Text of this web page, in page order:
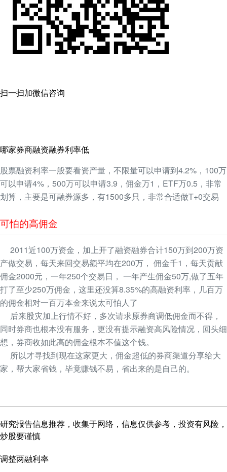
扫一扫加微信咨询
哪家券商融资融券利率低
股票融资利率一般要看资产量，不限量可以申请到4.2%，100万
可以申请4%，500万可以申请3.9，佣金万1，ETF万0.5，非常
划算，主要是可融券源多，有1500多只，非常合适做T+0交易
可怕的高佣金
2011近100万资金，加上开了融资融券合计150万到200万资
产做交易，每天来回交易额平均在200万， 佣金千1，每天贡献
佣金2000元，一年250个交易日， 一年产生佣金50万,做了五年
打了至少250万佣金，这里还没算8.35%的高融资利率，几百万
的佣金相对一百万本金来说太可怕人了
后来股灾加上行情不好，多次请求原券商调低佣金而不得，
同时券商也根本没有服务，更没有提示融资高风险情况，回头细
想，券商收如此高的佣金根本不值这个钱。
所以才寻找到现在这家更大，佣金超低的券商渠道分享给大
家，帮大家省钱，毕竟赚钱不易，省出来的是自己的。
研究报告信息推荐，收集于网络，信息仅供参考，投资有风险，
炒股要谨慎
调整两融利率